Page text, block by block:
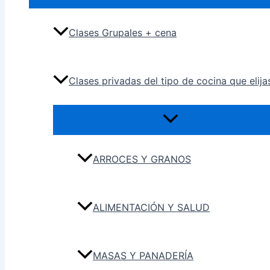
Clases Grupales + cena
Clases privadas del tipo de cocina que
ARROCES Y GRANOS
ALIMENTACIÓN Y SALUD
MASAS Y PANADERÍA